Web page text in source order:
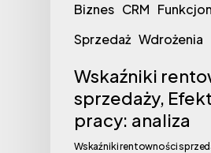
Biznes CRM
Sprzedaż Wdrożenia
Wskaźniki
sprzedaży,
pracy: analiza
Wskaźniki rentowności